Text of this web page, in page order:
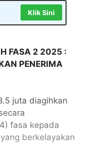
Klik Sini
FASA 2 2025 :
PENERIMA
juta diagihkan
fasa kepada
berkelayakan